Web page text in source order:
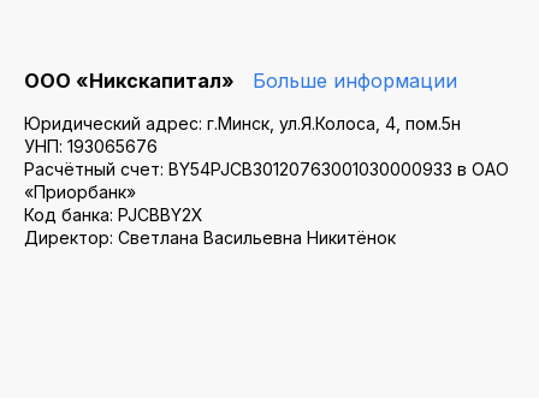
ООО «Никскапитал» Больше информации
Юридический адрес: г.Минск, ул.Я.Колоса, 4, пом.5н
УНП: 193065676
Расчётный счет: BY54PJCB30120763001030000933 в ОАО
«Приорбанк»
Код банка: PJCBBY2X
Директор: Светлана Васильевна Никитёнок